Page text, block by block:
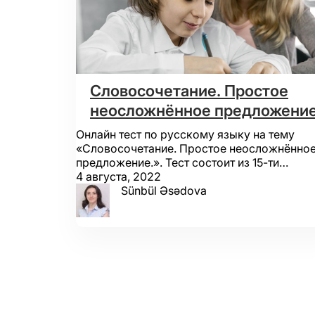
Словосочетание. Простое
неосложнённое
Онлайн тест по русскому языку на тему
«Словосочетание. Простое
предложение.». Тест состоит из 15-ти…
4 августа, 2022
Sünbül Əsədova